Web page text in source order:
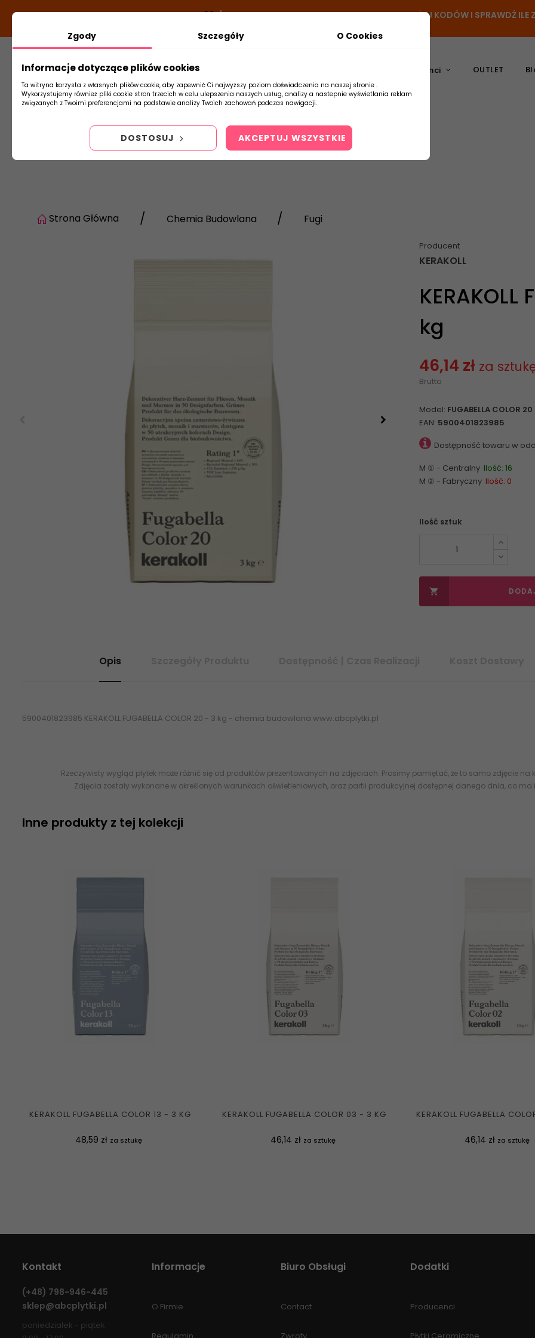
DODATKOWY RABAT Z KODEM:NEWLOOK26/TUBADZIN- DODAJ PRODUKT DO KOSZYKA, UŻYJ KODÓW I SPRAWDŹ
Płytki Producenci OUTLET
Strona Główna Chemia Budowlana Fugi
Producent
KERAKOLL
KERAKOLL
kg
46,14 zł za
Brutto
Model: FUGABELLA COLOR
EAN: 5900401823985
Dostępność towaru w
M ① - Centralny Ilość: 16
M ② - Fabryczny Ilość: 0
Ilość sztuk

Opis
5900401823985 KERAKOLL FUGABELLA COLOR 20 - 3 kg - chemia budowlana www.abcplytki.pl
Rzeczywisty wygląd płytek może różnić się od produktów prezentowanych na zdjęciach. Prosimy pamiętać, że to samo zdjęcie
Zdjęcia zostały wykonane w określonych warunkach oświetleniowych, oraz partii produkcyjnej dostępnej danego dnia, co
Inne produkty z tej kolekcji
KERAKOLL FUGABELLA COLOR 13 - 3 KG
Cena
48,59 zł za sztukę
KERAKOLL FUGABELLA COLOR 03 - 3 KG
Cena
46,14 zł za sztukę
KERAKOLL FUGABELLA
Cena
46,14 zł za sztukę
Kontakt
(+48) 798-946-445
sklep@abcplytki.pl
poniedziałek - piątek
Informacje
O Firmie
Biuro Obsługi
Contact
Dodatki
Producenci
Zgody Szczegóły O Cookies
Informacje dotyczące plików cookies
Ta witryna korzysta z własnych plików cookie, aby zapewnić Ci najwyższy poziom doświadczenia na naszej stronie .
Wykorzystujemy również pliki cookie stron trzecich w celu ulepszenia naszych usług, analizy a nastepnie wyświetlania reklam
związanych z Twoimi preferencjami na podstawie analizy Twoich zachowań podczas nawigacji.
DOSTOSUJ AKCEPTUJ WSZYSTKIE